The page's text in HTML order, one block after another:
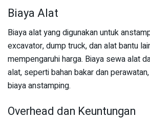
Biaya Alat
Biaya alat yang digunakan untuk
excavator, dump truck, dan alat bantu
mempengaruhi harga. Biaya sewa alat
alat, seperti bahan bakar dan
biaya anstamping.
Overhead dan Keuntungan